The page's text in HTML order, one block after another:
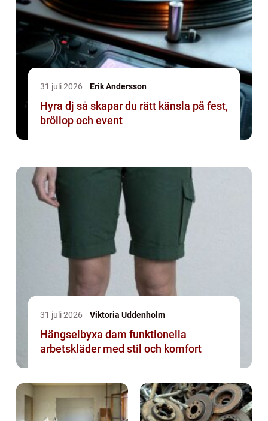
31 juli 2026 Erik Andersson
Hyra dj så skapar du rätt känsla på fest,
bröllop och event
31 juli 2026 Viktoria Uddenholm
Hängselbyxa dam funktionella
arbetskläder med stil och komfort